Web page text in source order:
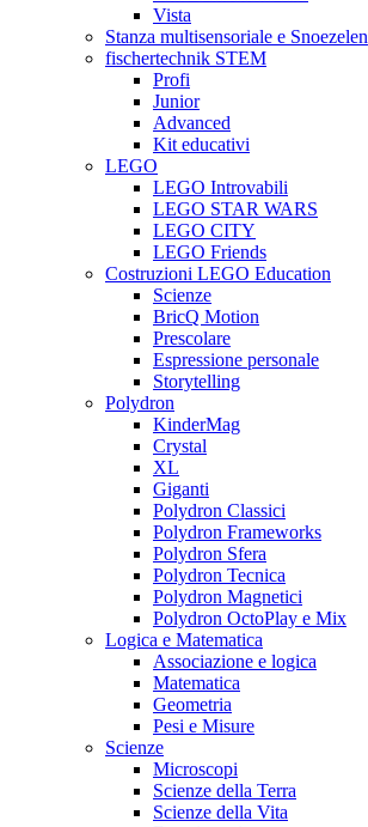
Vista
Stanza multisensoriale e Snoezelen
fischertechnik STEM
Profi
Junior
Advanced
Kit educativi
LEGO
LEGO Introvabili
LEGO STAR WARS
LEGO CITY
LEGO Friends
Costruzioni LEGO Education
Scienze
BricQ Motion
Prescolare
Espressione personale
Storytelling
Polydron
KinderMag
Crystal
XL
Giganti
Polydron Classici
Polydron Frameworks
Polydron Sfera
Polydron Tecnica
Polydron Magnetici
Polydron OctoPlay e Mix
Logica e Matematica
Associazione e logica
Matematica
Geometria
Pesi e Misure
Scienze
Microscopi
Scienze della Terra
Scienze della Vita